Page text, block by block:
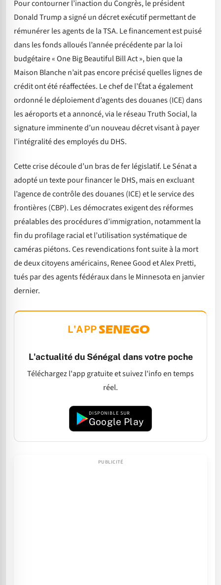
Pour contourner l’inaction du Congrès, le président
Donald Trump a signé un décret exécutif permettant de
rémunérer les agents de la TSA. Le financement est puisé
dans les fonds alloués l’année précédente par la loi
budgétaire « One Big Beautiful Bill Act », bien que la
Maison Blanche n’ait pas encore précisé quelles lignes de
crédit ont été réaffectées. Le chef de l’État a également
ordonné le déploiement d’agents des douanes (ICE) dans
les aéroports et a annoncé, via le réseau Truth Social, la
signature imminente d’un nouveau décret visant à payer
l’intégralité des employés du DHS.
Cette crise découle d’un bras de fer législatif. Le Sénat a
adopté un texte pour financer le DHS, mais en excluant
l’agence de contrôle des douanes (ICE) et le service des
frontières (CBP). Les démocrates exigent des réformes
préalables des procédures d’immigration, notamment la
fin du profilage racial et l’utilisation systématique de
caméras piétons. Ces revendications font suite à la mort
de deux citoyens américains, Renee Good et Alex Pretti,
tués par des agents fédéraux dans le Minnesota en janvier
dernier.
L'APP
L'actualité du Sénégal dans votre poche
Téléchargez l'app gratuite et suivez l'info en temps
réel.
DISPONIBLE SUR
Google Play